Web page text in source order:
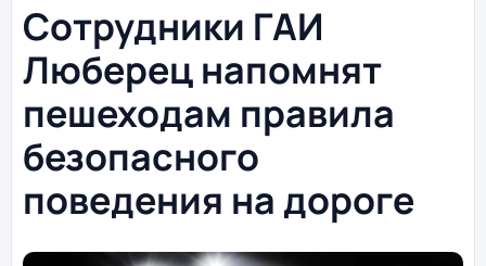
Сотрудники ГАИ
Люберец напомнят
пешеходам правила
безопасного
поведения на дороге